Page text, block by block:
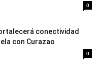
0
conectividad
con Curazao
0